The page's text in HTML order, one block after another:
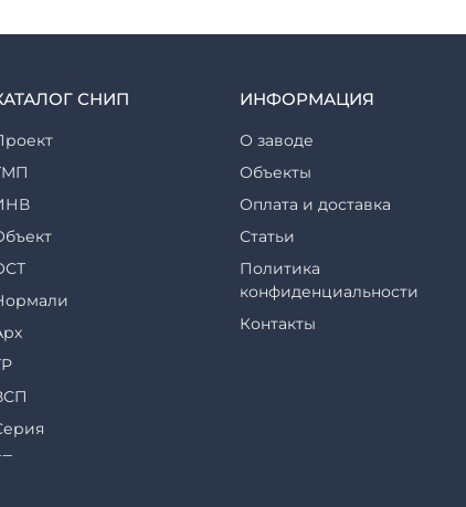
СНИП ИНФОРМАЦИЯ
О заводе
Объекты
Оплата и доставка
Статьи
Политика
конфиденциальности
Контакты